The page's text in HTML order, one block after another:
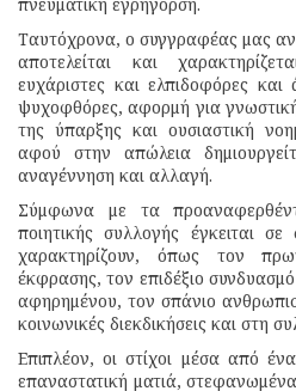
Ταυτόχρονα, ο συγγραφέας μας
αποτελείται και
ευχάριστες και ελπιδοφόρες
ψυχοφθόρες, αφορμή για
της ύπαρξης και ουσιαστική
αφού στην απώλεια
αναγέννηση και αλλαγή.
Σύμφωνα με τα
ποιητικής συλλογής έγκειται
χαρακτηρίζουν, όπως τον
έκφρασης, τον επιδέξιο
αφηρημένου, τον σπάνιο
κοινωνικές διεκδικήσεις και στη
Επιπλέον, οι στίχοι μέσα από
επαναστατική ματιά, στεφανωμένα